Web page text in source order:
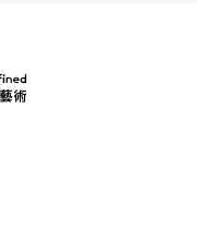
重新测绘、定义
，还有一个更漫
的行为。阿道第